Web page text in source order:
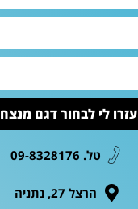
עזרו לי לבחור דגם מנצח
טל. 09-8328176
הרצל 27, נתניה